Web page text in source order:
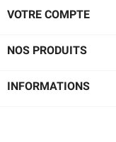
VOTRE COMPTE
NOS PRODUITS
INFORMATIONS